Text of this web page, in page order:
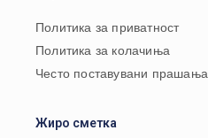
Политика за приватност
Политика за колачиња
Често поставувани прашања
Жиро сметка